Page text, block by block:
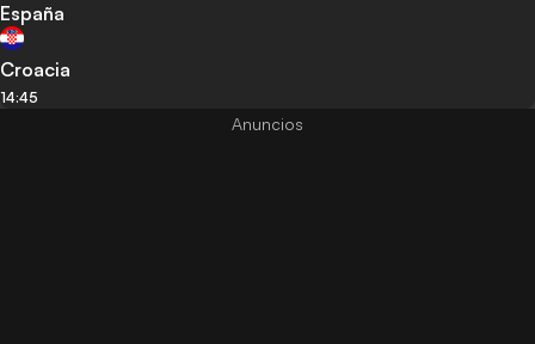
España
Croacia
14:45